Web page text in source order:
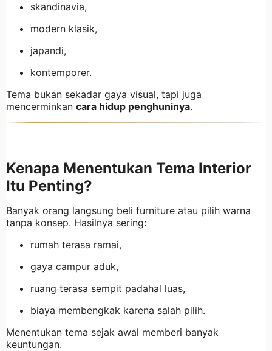
skandinavia,
modern klasik,
japandi,
kontemporer.
Tema bukan sekadar gaya visual, tapi juga
mencerminkan cara hidup penghuninya.
Kenapa Menentukan Tema Interior
Itu Penting?
Banyak orang langsung beli furniture atau pilih warna
tanpa konsep. Hasilnya sering:
rumah terasa ramai,
gaya campur aduk,
ruang terasa sempit padahal luas,
biaya membengkak karena salah pilih.
Menentukan tema sejak awal memberi banyak
keuntungan.